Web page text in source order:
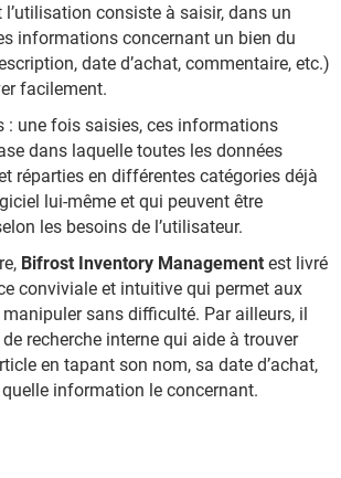
consiste à saisir, dans un
informations concernant un bien du
date d’achat, commentaire, etc.)
facilement.
: une fois saisies, ces informations
dans laquelle toutes les données
réparties en différentes catégories déjà
lui-même et qui peuvent être
les besoins de l’utilisateur.
Bifrost Inventory Management est livré
conviviale et intuitive qui permet aux
sans difficulté. Par ailleurs, il
recherche interne qui aide à trouver
en tapant son nom, sa date d’achat,
quelle information le concernant.